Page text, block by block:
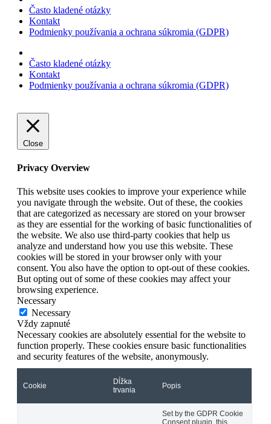
Často kladené otázky
Kontakt
Podmienky používania a ochrana súkromia (GDPR)
Často kladené otázky
Kontakt
Podmienky používania a ochrana súkromia (GDPR)
Close
Privacy Overview
This website uses cookies to improve your experience while
you navigate through the website. Out of these, the cookies
that are categorized as necessary are stored on your browser
as they are essential for the working of basic functionalities of
the website. We also use third-party cookies that help us
analyze and understand how you use this website. These
cookies will be stored in your browser only with your
consent. You also have the option to opt-out of these cookies.
But opting out of some of these cookies may affect your
browsing experience.
Necessary
Necessary
Vždy zapnuté
Necessary cookies are absolutely essential for the website to
function properly. These cookies ensure basic functionalities
and security features of the website, anonymously.
Cookie
Dĺžka
trvania
Popis
Set by the GDPR Cookie
Consent plugin, this